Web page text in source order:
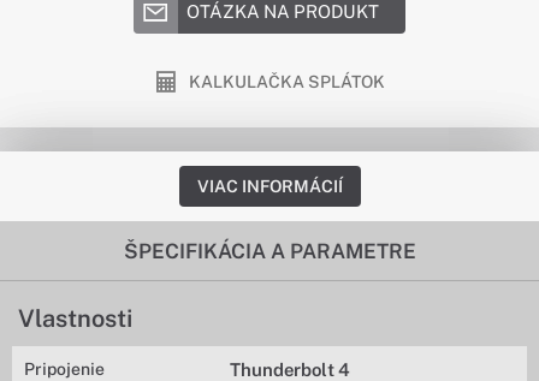
OTÁZKA NA PRODUKT
KALKULAČKA SPLÁTOK
VIAC INFORMÁCIÍ
ŠPECIFIKÁCIA A PARAMETRE
Vlastnosti
Pripojenie Thunderbolt 4